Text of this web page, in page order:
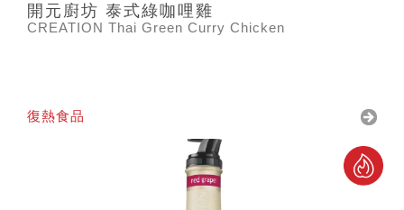
開元廚坊 泰式綠咖哩雞
CREATION Thai Green Curry Chicken
復熱食品